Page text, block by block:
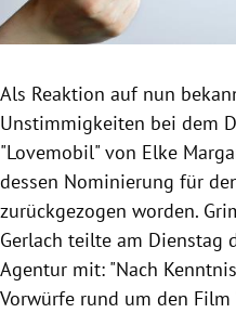
Untermenü
Untermenü
Als Reaktion auf nun
Unstimmigkeiten bei dem
"Lovemobil" von Elke
dessen Nominierung für
zurückgezogen worden.
Gerlach teilte am Dienstag
Agentur mit: "Nach
Vorwürfe rund um den